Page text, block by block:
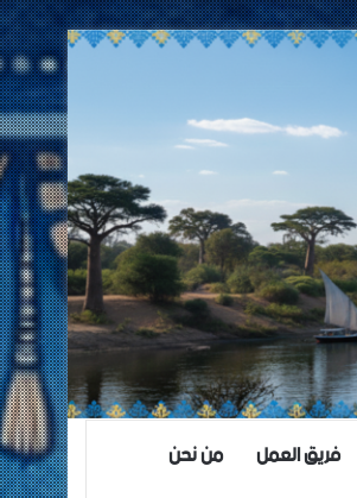
فريق العمل من نحن